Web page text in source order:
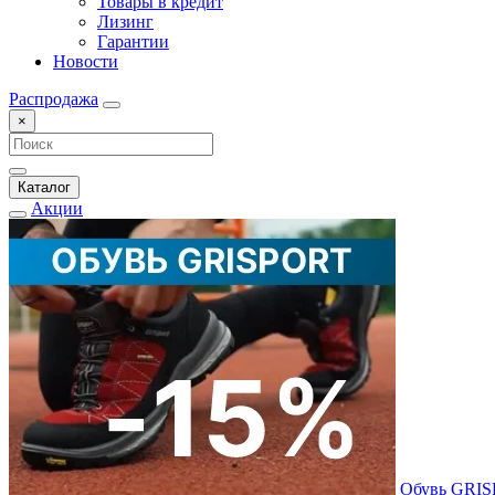
Лизинг
Гарантии
Новости
Распродажа
×
Каталог
Акции
Обувь